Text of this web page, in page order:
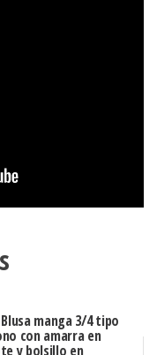
Blusa manga 3/4 tipo
con amarra en
y bolsillo en